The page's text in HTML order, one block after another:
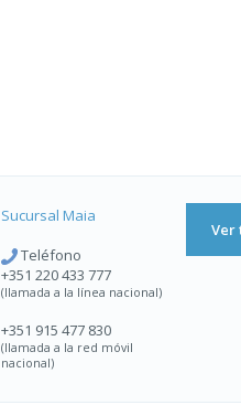
Sucursal Maia
Teléfono
+351 220 433 777
(llamada a la línea nacional)
+351 915 477 830
(llamada a la red móvil
nacional)
Ver